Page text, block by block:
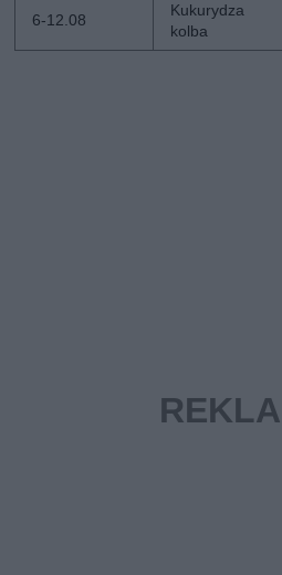
6-12.08
Kukurydza
kolba